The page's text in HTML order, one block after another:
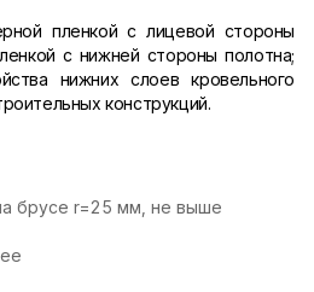
пленкой с лицевой стороны
с нижней стороны полотна;
нижних слоев кровельного
конструкций.
брусе r=25 мм, не выше